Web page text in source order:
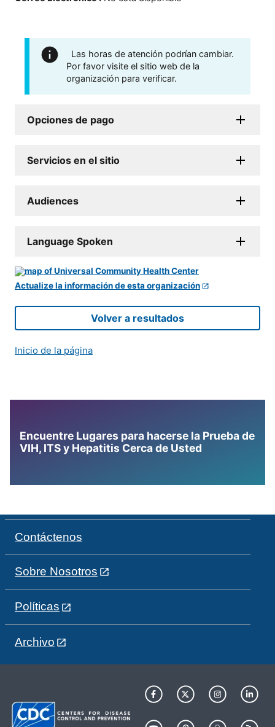
Las horas de atención podrían cambiar.
Por favor visite el sitio web de la
organización para verificar.
Opciones de pago
Servicios en el sitio
Audiences
Language Spoken
Actualize la información de esta organización
Volver a resultados
Inicio de la página
Encuentre Lugares para hacerse la Prueba de
VIH, ITS y Hepatitis Cerca de Usted
Contáctenos
Sobre Nosotros
Políticas
Archivo